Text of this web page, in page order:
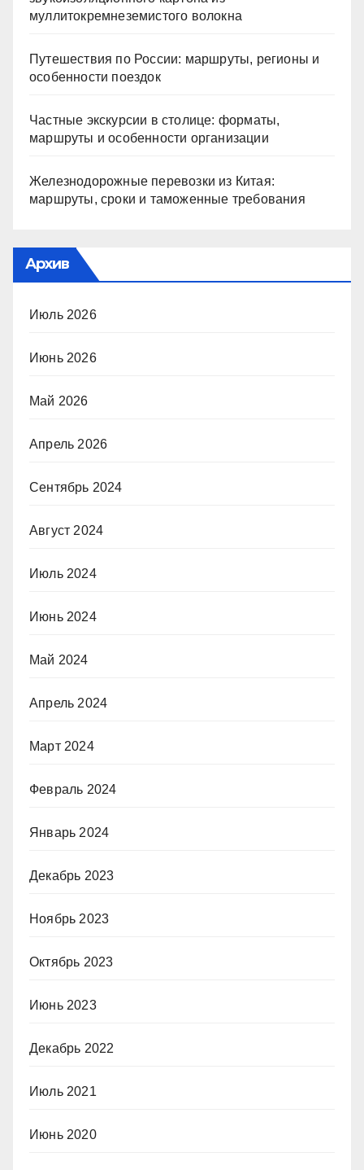
муллитокремнеземистого волокна
Путешествия по России: маршруты, регионы и
особенности поездок
Частные экскурсии в столице: форматы,
маршруты и особенности организации
Железнодорожные перевозки из Китая:
маршруты, сроки и таможенные требования
Архив
Июль 2026
Июнь 2026
Май 2026
Апрель 2026
Сентябрь 2024
Август 2024
Июль 2024
Июнь 2024
Май 2024
Апрель 2024
Март 2024
Февраль 2024
Январь 2024
Декабрь 2023
Ноябрь 2023
Октябрь 2023
Июнь 2023
Декабрь 2022
Июль 2021
Июнь 2020